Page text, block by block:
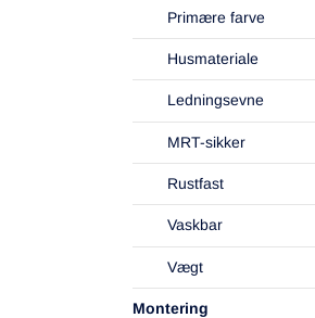
Primære farve
Husmateriale
Ledningsevne
MRT-sikker
Rustfast
Vaskbar
Vægt
Montering